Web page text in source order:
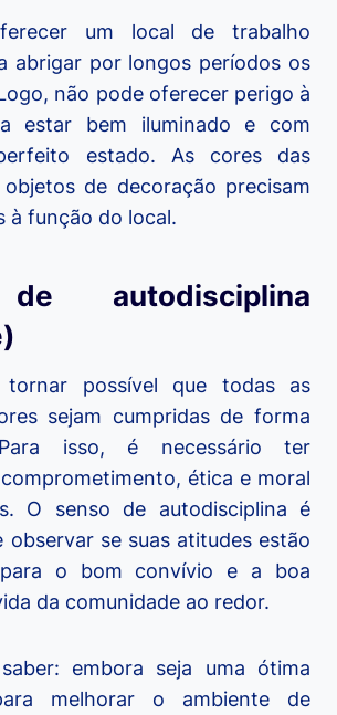
um local de trabalho
abrigar por longos períodos os
não pode oferecer perigo à
estar bem iluminado e com
estado. As cores das
de decoração precisam
à função do local.
autodisciplina
tornar possível que todas as
sejam cumpridas de forma
Para isso, é necessário ter
ética e moral
O senso de autodisciplina é
observar se suas atitudes estão
para o bom convívio e a boa
da comunidade ao redor.
embora seja uma ótima
melhorar o ambiente de